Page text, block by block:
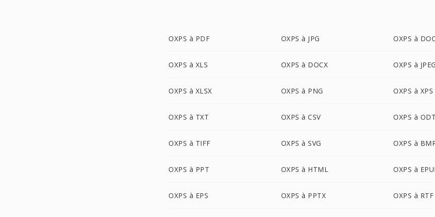
OXPS à PDF OXPS à JPG OXPS à DOC
OXPS à XLS OXPS à DOCX OXPS à JPEG
OXPS à XLSX OXPS à PNG OXPS à XPS
OXPS à TXT OXPS à CSV OXPS à ODT
OXPS à TIFF OXPS à SVG OXPS à
OXPS à PPT OXPS à HTML OXPS à
OXPS à EPS OXPS à PPTX OXPS à RTF